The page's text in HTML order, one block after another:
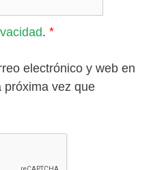
. *
electrónico y web en
próxima vez que